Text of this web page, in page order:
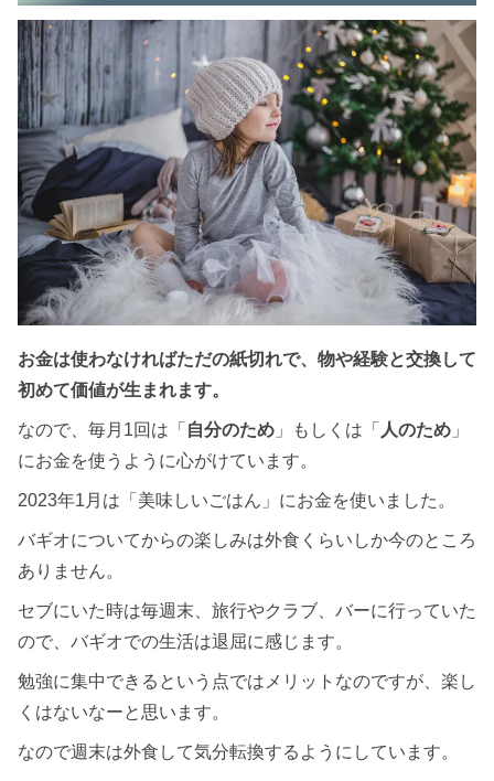
お金は使わなければただの紙切れで、物や経験と交換して
初めて価値が生まれます。
なので、毎月1回は「 自分のため 」もしくは「 人のため 」
にお金を使うように心がけています。
2023年1月は「美味しいごはん」にお金を使いました。
バギオについてからの楽しみは外食くらいしか今のところ
ありません。
セブにいた時は毎週末、旅行やクラブ、バーに行っていた
ので、バギオでの生活は退屈に感じます。
勉強に集中できるという点ではメリットなのですが、楽し
くはないなーと思います。
なので週末は外食して気分転換するようにしています。